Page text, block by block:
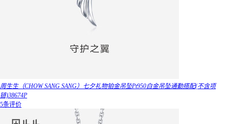
周生生（CHOW SANG SANG）七夕礼物铂金吊坠Pt950白金吊坠通勤搭配(不含项
链)38674P
5条评价